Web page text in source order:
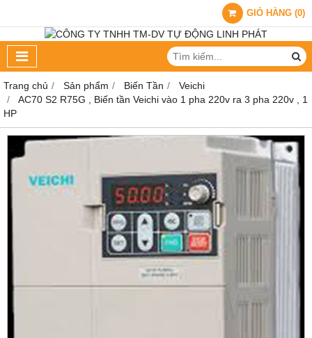
GIỎ HÀNG (0)
Trang chủ Sản phẩm Biến Tần
Veichi
AC70 S2 R75G , Biến tần Veichi vào 1 pha 220v ra 3 pha 220v , 1
HP